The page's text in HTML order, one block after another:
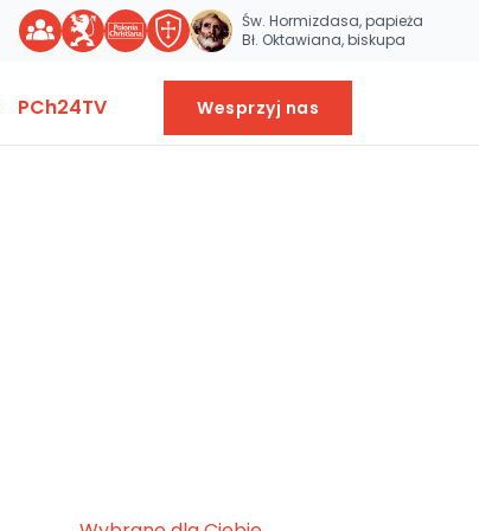
Św. Hormizdasa, papieża
Bł. Oktawiana, biskupa
PCh24TV Wesprzyj nas